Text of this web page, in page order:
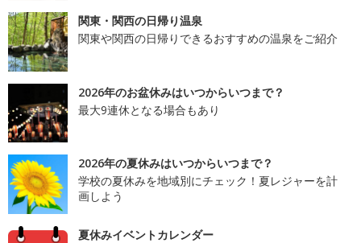
関東・関西の日帰り温泉
関東や関西の日帰りできるおすすめの温泉をご紹介
2026年のお盆休みはいつからいつまで？
最大9連休となる場合もあり
2026年の夏休みはいつからいつまで？
学校の夏休みを地域別にチェック！夏レジャーを計
画しよう
夏休みイベントカレンダー